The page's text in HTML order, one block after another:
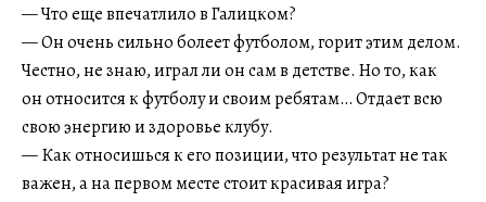
— Что еще впечатлило в Галицком?
— Он очень сильно болеет футболом, горит этим делом.
Честно, не знаю, играл ли он сам в детстве. Но то, как
он относится к футболу и своим ребятам… Отдает всю
свою энергию и здоровье клубу.
— Как относишься к его позиции, что результат не так
важен, а на первом месте стоит красивая игра?